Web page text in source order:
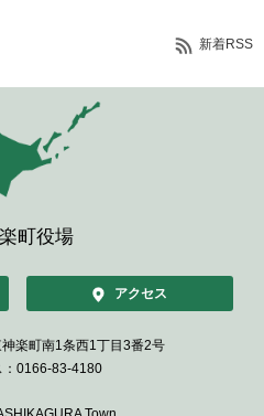
新着RSS
町役場
アクセス
楽町南1条西1丁目3番2号
：0166-83-4180